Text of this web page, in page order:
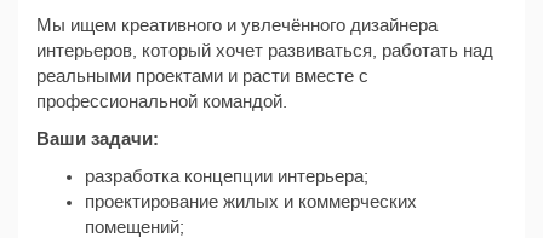
Мы ищем креативного и увлечённого дизайнера
интерьеров, который хочет развиваться, работать над
реальными проектами и расти вместе с
профессиональной командой.
Ваши задачи:
разработка концепции интерьера;
проектирование жилых и коммерческих
помещений;